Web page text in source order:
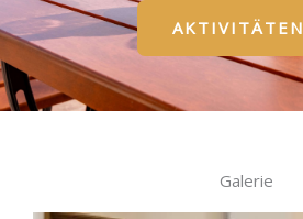
AKTIVITÄTEN
Galerie